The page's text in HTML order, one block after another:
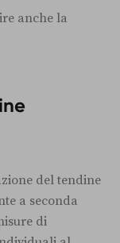
anche la
del tendine
a seconda
di